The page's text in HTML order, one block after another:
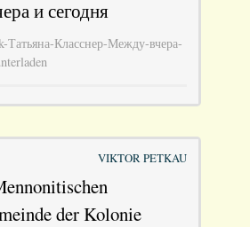
и сегодня
Татьяна-Класснер-Между-вчера-
VIKTOR PETKAU
der Kolonie